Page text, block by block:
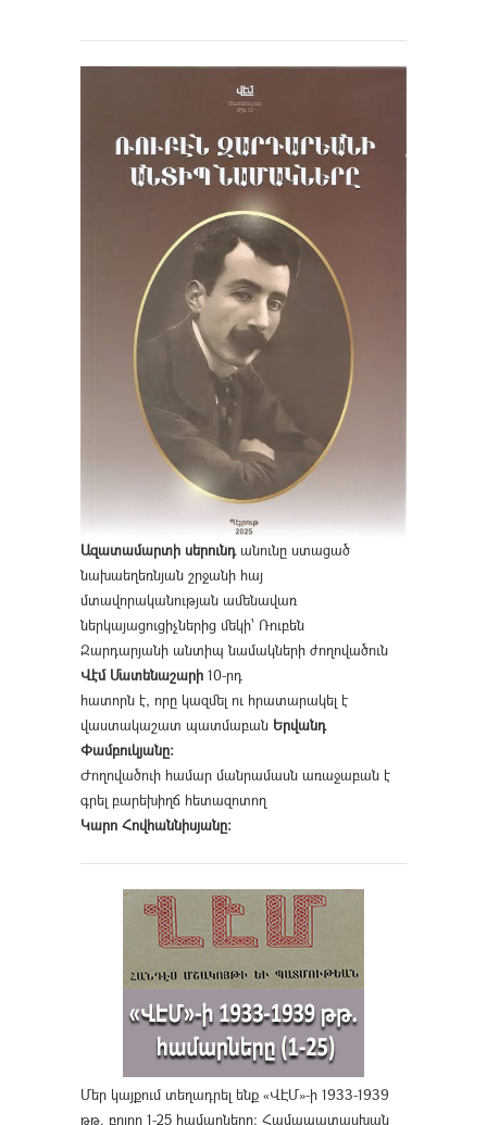
Ազատամարտի սերունդանունը ստացած
նախաեղեռնյան շրջանի հայ
մտավորականության ամենավառ
ներկայացուցիչներից մեկի՝ Ռուբեն
Զարդարյանի անտիպ նամակների ժողովածուն
Վէմ Մատենաշարի 10-րդ
հատորն է, որը կազմել ու հրատարակել է
վաստակաշատ պատմաբան Երվանդ
Փամբուկյանը։
Ժողովածուի համար մանրամասն առաջաբան է
գրել բարեխիղճ հետազոտող
Կարո Հովհաննիսյանը։
Մեր կայքում տեղադրել ենք «ՎԷՄ»-ի 1933-1939
թթ. բոլոր 1-25 համարները։ Համապատասխան